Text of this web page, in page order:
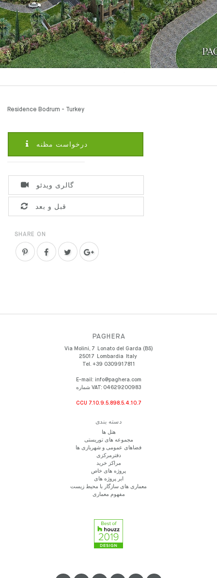
Residence Bodrum - Turkey
درخواست مظنه
گالری ویدئو
قبل و بعد
SHARE ON
PAGHERA
Via Molini, 7
Lonato del Garda (BS)
25017
Lombardia
Italy
Tel. +39 0309917811
E-mail: info@paghera.com
شماره VAT: 04629200983
CCU 7.10.9.5.898.5.4.10.7
دسته بندی
هتل ها
مجموعه های توریستی
فضاهای عمومی و شهربازی ها
دفترمرکزی
مراکز خرید
پروژه های خاص
ابر پروژه های
معماری های سازگار با محیط زیست
مفهوم معماری